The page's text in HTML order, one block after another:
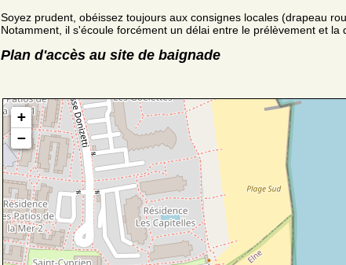
Soyez prudent, obéissez toujours aux consignes locales (drapeau
Notamment, il s'écoule forcément un délai entre le prélèvement et la
Plan d'accès au site de baignade
+
−